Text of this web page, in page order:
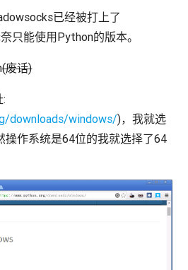
已经被打上了
只能使用Python的版本。
(废话)
downloads/windows/)，我就选
操作系统是64位的我就选择了64